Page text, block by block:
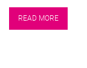
READ MORE